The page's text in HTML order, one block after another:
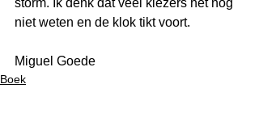
storm. Ik denk dat veel kiezers het nog
niet weten en de klok tikt voort.
Miguel Goede
Boek